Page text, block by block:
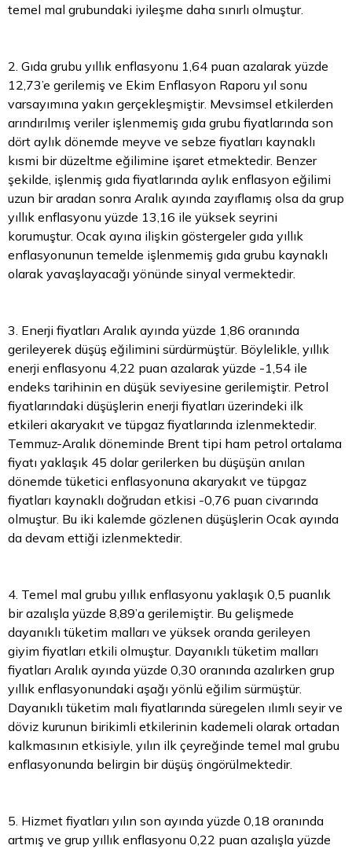
temel mal grubundaki iyileşme daha sınırlı olmuştur.
2. Gıda grubu yıllık enflasyonu 1,64 puan azalarak yüzde
12,73’e gerilemiş ve Ekim Enflasyon Raporu yıl sonu
varsayımına yakın gerçekleşmiştir. Mevsimsel etkilerden
arındırılmış veriler işlenmemiş gıda grubu fiyatlarında son
dört aylık dönemde meyve ve sebze fiyatları kaynaklı
kısmi bir düzeltme eğilimine işaret etmektedir. Benzer
şekilde, işlenmiş gıda fiyatlarında aylık enflasyon eğilimi
uzun bir aradan sonra Aralık ayında zayıflamış olsa da grup
yıllık enflasyonu yüzde 13,16 ile yüksek seyrini
korumuştur. Ocak ayına ilişkin göstergeler gıda yıllık
enflasyonunun temelde işlenmemiş gıda grubu kaynaklı
olarak yavaşlayacağı yönünde sinyal vermektedir.
3. Enerji fiyatları Aralık ayında yüzde 1,86 oranında
gerileyerek düşüş eğilimini sürdürmüştür. Böylelikle, yıllık
enerji enflasyonu 4,22 puan azalarak yüzde -1,54 ile
endeks tarihinin en düşük seviyesine gerilemiştir. Petrol
fiyatlarındaki düşüşlerin enerji fiyatları üzerindeki ilk
etkileri akaryakıt ve tüpgaz fiyatlarında izlenmektedir.
Temmuz-Aralık döneminde Brent tipi ham petrol ortalama
fiyatı yaklaşık 45 dolargerilerken bu düşüşün anılan
dönemde tüketici enflasyonuna akaryakıt ve tüpgaz
fiyatları kaynaklı doğrudan etkisi -0,76 puan civarında
olmuştur. Bu iki kalemde gözlenen düşüşlerin Ocak ayında
da devam ettiği izlenmektedir.
4. Temel mal grubu yıllık enflasyonu yaklaşık 0,5 puanlık
bir azalışla yüzde 8,89’a gerilemiştir. Bu gelişmede
dayanıklı tüketim malları ve yüksek oranda gerileyen
giyim fiyatları etkili olmuştur. Dayanıklı tüketim malları
fiyatları Aralık ayında yüzde 0,30 oranında azalırken grup
yıllık enflasyonundaki aşağı yönlü eğilim sürmüştür.
Dayanıklı tüketim malı fiyatlarında süregelen ılımlı seyir ve
döviz kurunun birikimli etkilerinin kademeli olarak ortadan
kalkmasının etkisiyle, yılın ilk çeyreğinde temel mal grubu
enflasyonunda belirgin bir düşüş öngörülmektedir.
5. Hizmet fiyatları yılın son ayında yüzde 0,18 oranında
artmış ve grup yıllık enflasyonu 0,22 puan azalışla yüzde